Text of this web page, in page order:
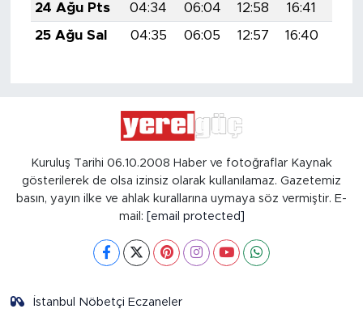
24 Ağu Pts
04:34 06:04 12:58 16:41
25 Ağu Sal
04:35 06:05 12:57 16:40
Kuruluş Tarihi 06.10.2008 Haber ve fotoğraflar Kaynak
gösterilerek de olsa izinsiz olarak kullanılamaz. Gazetemiz
basın, yayın ilke ve ahlak kurallarına uymaya söz vermiştir. E-
mail: [email protected]
İstanbul Nöbetçi Eczaneler